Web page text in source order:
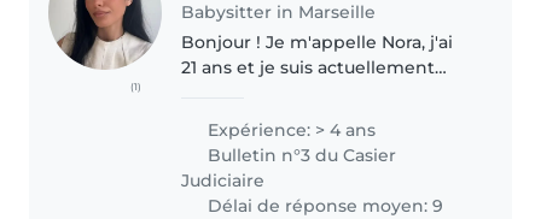
(1)
Babysitter in Marseille
Bonjour ! Je m'appelle Nora, j'ai
21 ans et je suis actuellement
l'Université d'Aix-Marseille.
Sérieuse, dynamique et
polyglotte, je propose mes
services..
Expérience: > 4 ans
Bulletin n°3 du Casier
Judiciaire
Délai de réponse moyen: 9